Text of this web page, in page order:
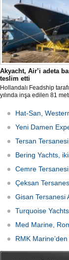
Akyacht, Air’i adeta
teslim etti
Hollandalı Feadship
yılında inşa edilen 81
tersanesindeki büyük refit
sürecini başarıyla
Hat-San,
Yeni Damen
Tersan
Bering Yachts,
Cemre
Çeksan
Gisan Tersanesi
Turquoise
Med Marine,
RMK